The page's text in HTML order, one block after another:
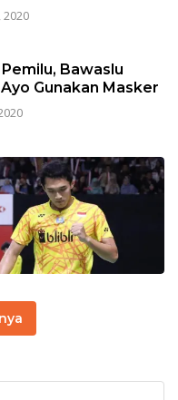
2020
Bawaslu
Gunakan Masker